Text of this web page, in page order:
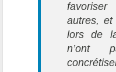
autres,
lors de
n’ont